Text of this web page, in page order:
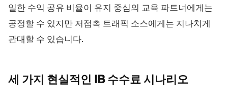
일한 수익 공유 비율이 유지 중심의 교육 파트너에게는
공정할 수 있지만 저접촉 트래픽 소스에게는 지나치게
관대할 수 있습니다.
세 가지 현실적인 IB 수수료시나리오